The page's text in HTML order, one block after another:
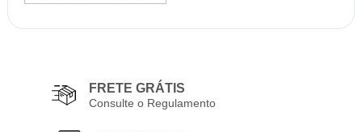
FRETE GRÁTIS
Consulte o Regulamento